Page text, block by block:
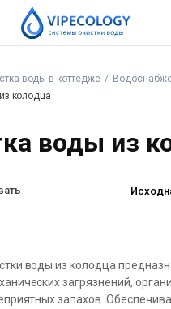
воды в коттедже
колодца
воды из
воды из колодца
загрязнений,
запахов.